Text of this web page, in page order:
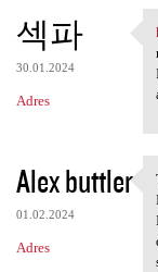
섹파
30.01.2024
Adres
Alex buttler
01.02.2024
Adres